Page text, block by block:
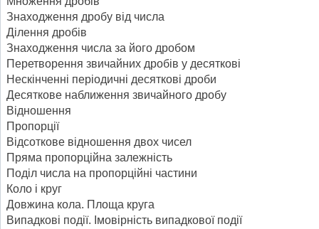
Знаходження дробу від числа
Ділення дробів
Знаходження числа за його дробом
Перетворення звичайних дробів у десяткові
Нескінченні періодичні десяткові дроби
Десяткове наближення звичайного дробу
Відношення
Пропорції
Відсоткове відношення двох чисел
Пряма пропорційна залежність
Поділ числа на пропорційні частини
Коло і круг
Довжина кола. Площа круга
Випадкові події. Імовірність випадкової події